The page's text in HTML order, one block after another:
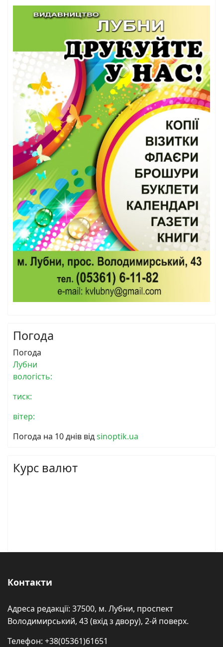
Погода
Погода
Лубни
вологість:
тиск:
вітер:
Погода на 10 днів відsinoptik.ua
Курс валют
Контакти
Адреса редакції: 37500, м. Лубни, проспект
Володимирський, 43 (вхід з двору), 2-й поверх.
Телефон: +38(05361)61651